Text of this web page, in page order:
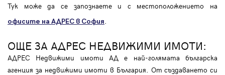
Тук може да се запознаете и с местоположението на
офисите на АДРЕС в София
ОЩЕ ЗА АДРЕС НЕДВИЖИМИ ИМОТИ:
АДРЕС Недвижими имоти АД е най-голямата българска
агенция за недвижими имоти в България. От създаването си